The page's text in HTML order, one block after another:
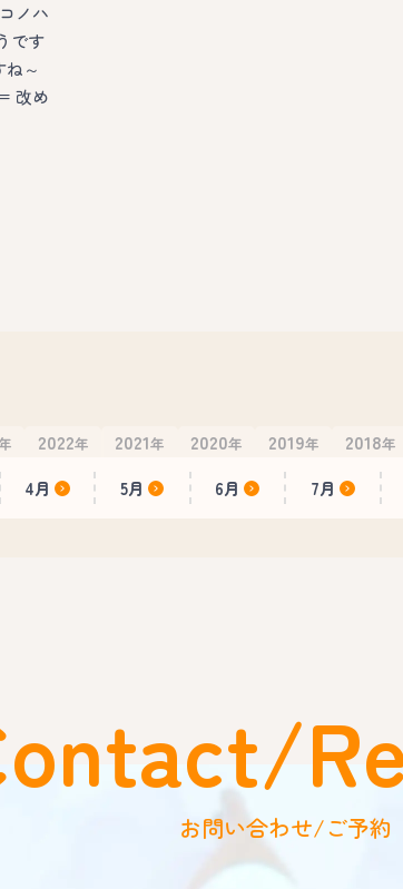
ノハ
です
～
改め
2022年 2021年 2020年 2019年 2018年
4月 5月 6月 7月
お問い合わせ/ご予約